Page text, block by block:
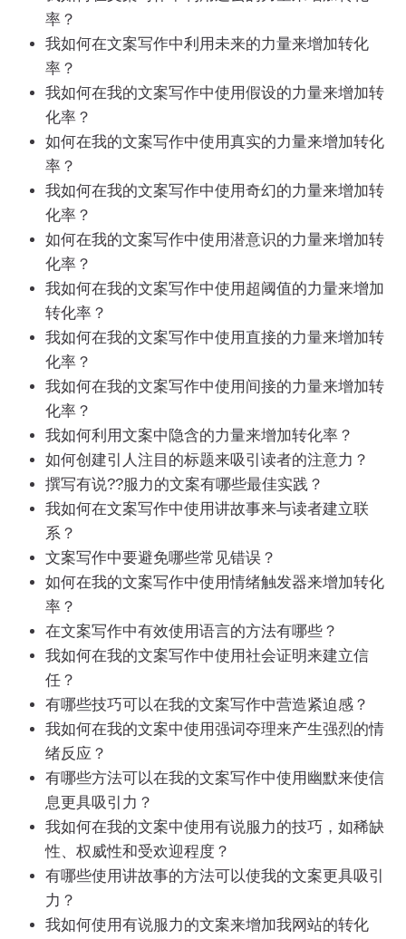
率？
我如何在文案写作中利用未来的力量来增加转化
率？
我如何在我的文案写作中使用假设的力量来增加转
化率？
如何在我的文案写作中使用真实的力量来增加转化
率？
我如何在我的文案写作中使用奇幻的力量来增加转
化率？
如何在我的文案写作中使用潜意识的力量来增加转
化率？
我如何在我的文案写作中使用超阈值的力量来增加
转化率？
我如何在我的文案写作中使用直接的力量来增加转
化率？
我如何在我的文案写作中使用间接的力量来增加转
化率？
我如何利用文案中隐含的力量来增加转化率？
如何创建引人注目的标题来吸引读者的注意力？
撰写有说??服力的文案有哪些最佳实践？
我如何在文案写作中使用讲故事来与读者建立联
系？
文案写作中要避免哪些常见错误？
如何在我的文案写作中使用情绪触发器来增加转化
率？
在文案写作中有效使用语言的方法有哪些？
我如何在我的文案写作中使用社会证明来建立信
任？
有哪些技巧可以在我的文案写作中营造紧迫感？
我如何在我的文案中使用强词夺理来产生强烈的情
绪反应？
有哪些方法可以在我的文案写作中使用幽默来使信
息更具吸引力？
我如何在我的文案中使用有说服力的技巧，如稀缺
性、权威性和受欢迎程度？
有哪些使用讲故事的方法可以使我的文案更具吸引
力？
我如何使用有说服力的文案来增加我网站的转化